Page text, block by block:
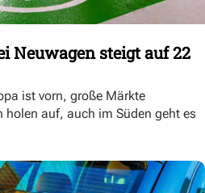
Neuwagen steigt auf 22
ist vorn, große Märkte
holen auf, auch im Süden geht es